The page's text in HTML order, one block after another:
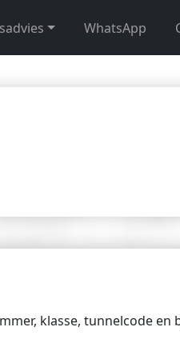
WhatsApp
klasse, tunnelcode en